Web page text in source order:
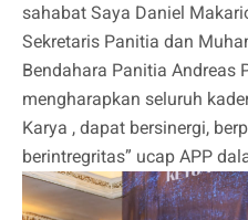
sahabat Saya Daniel
Sekretaris Panitia dan
Bendahara Panitia Andreas
mengharapkan seluruh
Karya , dapat bersinergi,
berintregritas” ucap APP